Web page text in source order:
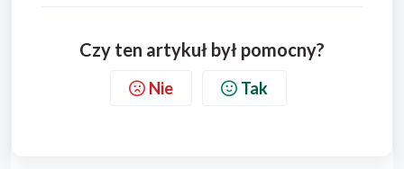
Czy ten artykuł był pomocny?
Nie Tak